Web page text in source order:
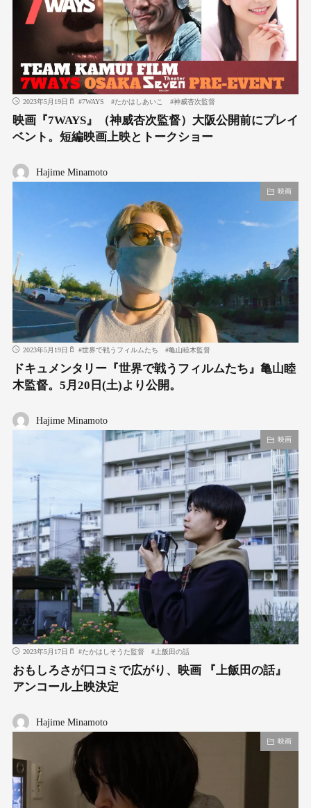
2023年5月19日 #7WAYS #たかはしあいこ #神威杏次監督
映画『7WAYS』（神威杏次監督）大阪公開前にプレイ
ベント。短編映画上映とトークショー
Hajime Minamoto
映画
2023年5月19日 #世界で戦うフィルムたち #亀山睦木監督
ドキュメンタリー『世界で戦うフィルムたち』亀山睦
木監督。5月20日(土)より公開。
Hajime Minamoto
映画
2023年5月17日 #たかはしそうた監督 #上飯田の話
おもしろさが口コミで広がり、映画 『上飯田の話』
アンコール上映決定
Hajime Minamoto
映画